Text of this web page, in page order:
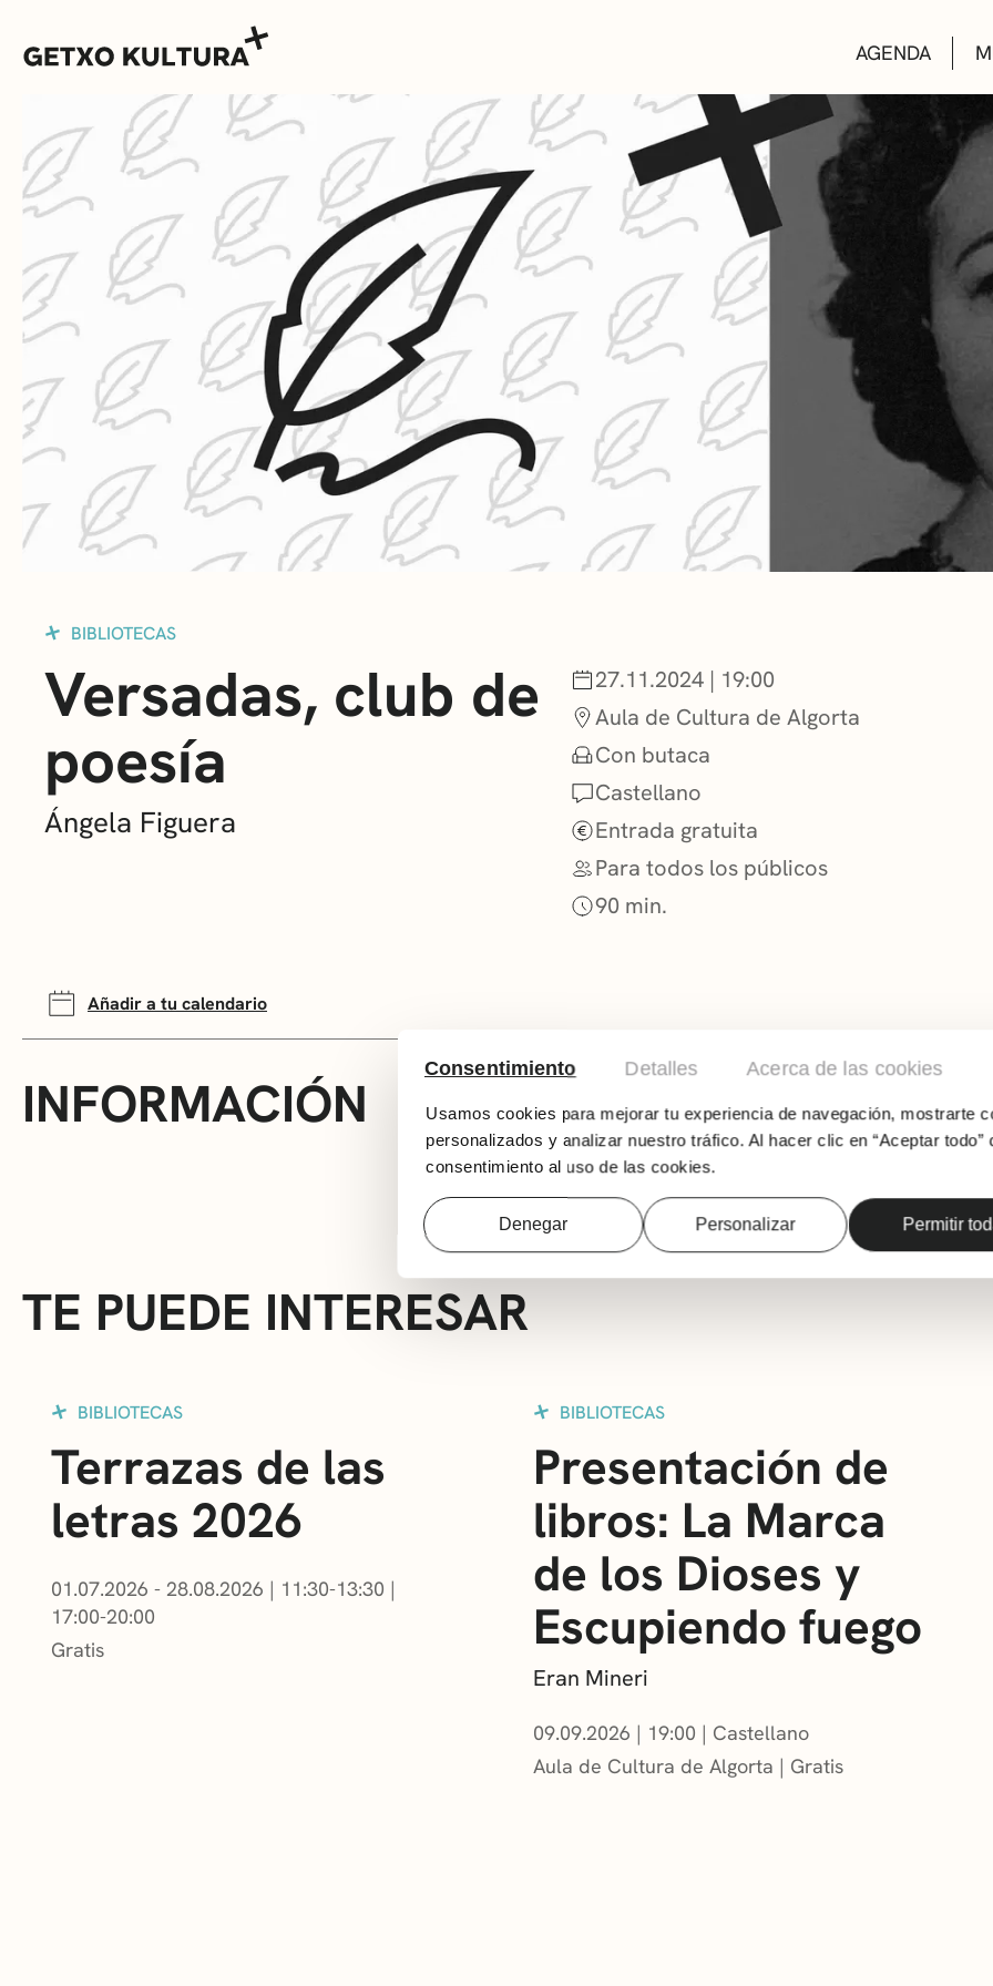
Consentimiento Detalles Acerca de las cookies
Usamos cookies para mejorar tu experiencia de navegación, mostrarte
personalizados y analizar nuestro tráfico. Al hacer clic en “Aceptar todo”
consentimiento al uso de las cookies.
Denegar Personalizar Permitir
AGENDA
AGENDA
MUXIKEBARRI
CONTACTO
ENTRADAS
AULAS DE
BIBLIOTECAS
ESCUELA DE
NOTICIAS
ASOCIACIONES
BIBLIOTECAS
Versadas, club de
poesía
Ángela Figuera
27.11.2024 | 19:00
Aula de Cultura de Algorta
Con butaca
Castellano
Entrada gratuita
Para todos los públicos
90 min.
Añadir a tu calendario
INFORMACIÓN
Club de poesía Versadas, en relación a la
TE PUEDE INTERESAR
BIBLIOTECAS
Terrazas de las
letras 2026
01.07.2026 - 28.08.2026 | 11:30-13:30 |
17:00-20:00
Gratis
BIBLIOTECAS
Presentación de
libros: La Marca
de los Dioses y
Escupiendo fuego
Eran Mineri
09.09.2026 | 19:00
Castellano
Aula de Cultura de Algorta
Gratis